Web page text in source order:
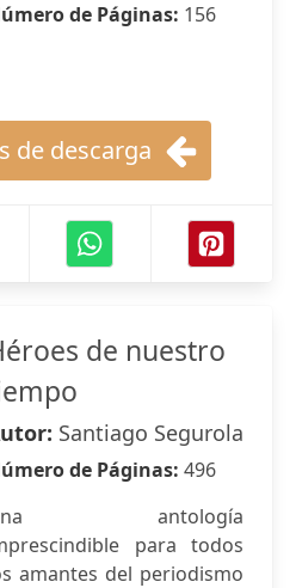
de Páginas: 156
de descarga
de nuestro
Santiago Segurola
de Páginas: 496
antología
para todos
amantes del periodismo